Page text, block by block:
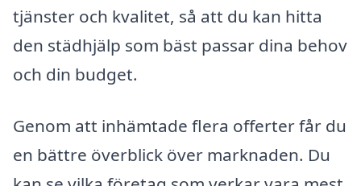
tjänster och kvalitet, så att du kan hitta
den städhjälp som bäst passar dina behov
och din budget.
Genom att inhämtade flera offerter får du
en bättre överblick över marknaden. Du